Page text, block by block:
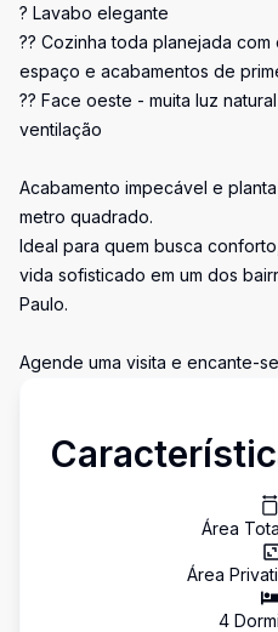
? Lavabo elegante
?? Cozinha toda planejada
espaço e acabamentos de
?? Face oeste - muita luz
ventilação
Acabamento impecável e
metro quadrado.
Ideal para quem busca
vida sofisticado em um dos
Paulo.
Agende uma visita e encante-
Área
Área
4